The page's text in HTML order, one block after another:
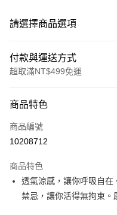
請選擇商品選項
付款與運送方式
超取滿NT$499免運
信用卡一次付款
超商取貨付款
Apple Pay
街口支付
商品特色
商品編號
10208712
商品特色
透氣涼感，讓你呼吸自
禁忌，讓你活得無拘束。